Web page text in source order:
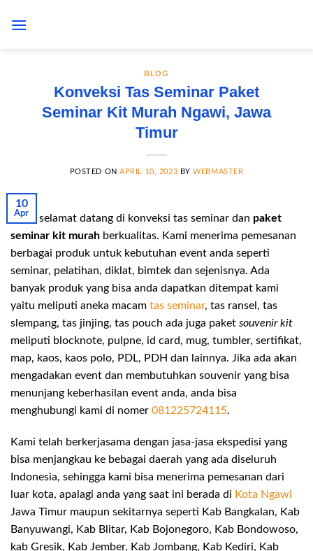
BLOG
Konveksi Tas Seminar Paket
Seminar Kit Murah Ngawi, Jawa
Timur
POSTED ONAPRIL 10, 2023 BYWEBMASTER
10
Apr
Hallo selamat datang di konveksi tas seminar dan paket
seminar kit murah berkualitas. Kami menerima pemesanan
berbagai produk untuk kebutuhan event anda seperti
seminar, pelatihan, diklat, bimtek dan sejenisnya. Ada
banyak produk yang bisa anda dapatkan ditempat kami
yaitu meliputi aneka macam tas seminar, tas ransel, tas
slempang, tas jinjing, tas pouch ada juga paket souvenir kit
meliputi blocknote, pulpne, id card, mug, tumbler, sertifikat,
map, kaos, kaos polo, PDL, PDH dan lainnya. Jika ada akan
mengadakan event dan membutuhkan souvenir yang bisa
menunjang keberhasilan event anda, anda bisa
menghubungi kami di nomer 081225724115.
Kami telah berkerjasama dengan jasa-jasa ekspedisi yang
bisa menjangkau ke bebagai daerah yang ada diseluruh
Indonesia, sehingga kami bisa menerima pemesanan dari
luar kota, apalagi anda yang saat ini berada di Kota Ngawi
Jawa Timur maupun sekitarnya seperti Kab Bangkalan, Kab
Banyuwangi, Kab Blitar, Kab Bojonegoro, Kab Bondowoso,
kab Gresik, Kab Jember, Kab Jombang, Kab Kediri, Kab